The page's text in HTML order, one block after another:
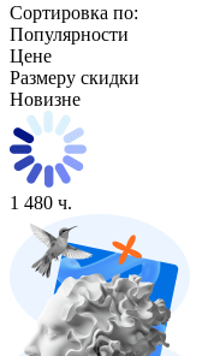
Сортировка по:
Популярности
Цене
Размеру скидки
Новизне
1 480 ч.